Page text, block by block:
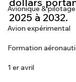
Avionique & pilotage
Avion expérimental
Formation
1 er avril
2025 à 2032.